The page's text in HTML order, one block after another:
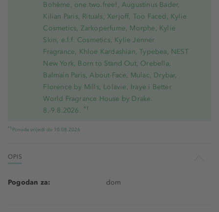
Bohème, one.two.free!, Augustinus Bader,
Kilian Paris, Rituals, Xerjoff, Too Faced, Kylie
Cosmetics, Zarkoperfume, Morphe, Kylie
Skin, e.l.f. Cosmetics, Kylie Jenner
Fragrance, Khloe Kardashian, Typebea, NEST
New York, Born to Stand Out, Orebella,
Balmain Paris, About-Face, Mulac, Drybar,
Florence by Mills, Lolavie, Iraye i Better
World Fragrance House by Drake.
8.-9.8.2026. *1
*1 Ponuda vrijedi do 10.08.2026
OPIS
Pogodan za: dom